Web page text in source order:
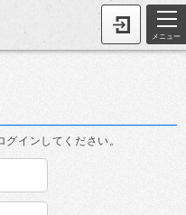
メニュー
インしてください。